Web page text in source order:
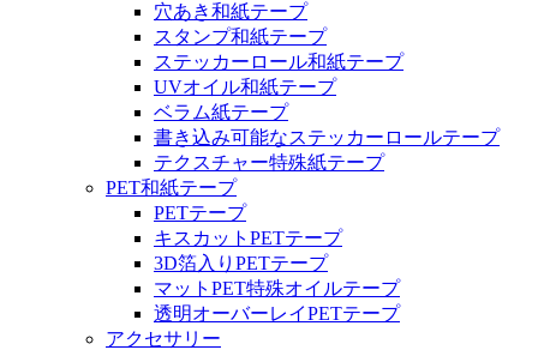
穴あき和紙テープ
スタンプ和紙テープ
ステッカーロール和紙テープ
UVオイル和紙テープ
ベラム紙テープ
書き込み可能なステッカーロールテープ
テクスチャー特殊紙テープ
PET和紙テープ
PETテープ
キスカットPETテープ
3D箔入りPETテープ
マットPET特殊オイルテープ
透明オーバーレイPETテープ
アクセサリー